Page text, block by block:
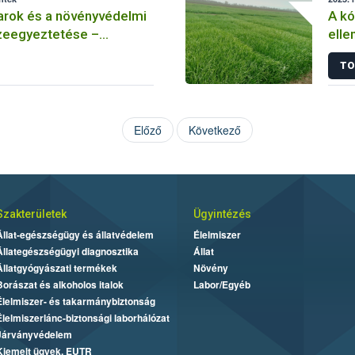
és a növényvédelmi
–
A
Előző Következő
egészségügy és állatvédelem
diagnosztika
termékek
és alkoholos italok
és takarmánybiztonság
biztonsági laborhálózat
ügyek, EUTR
Ügyintézés
Élelmiszer
Állat
Növény
Labor/Egyéb